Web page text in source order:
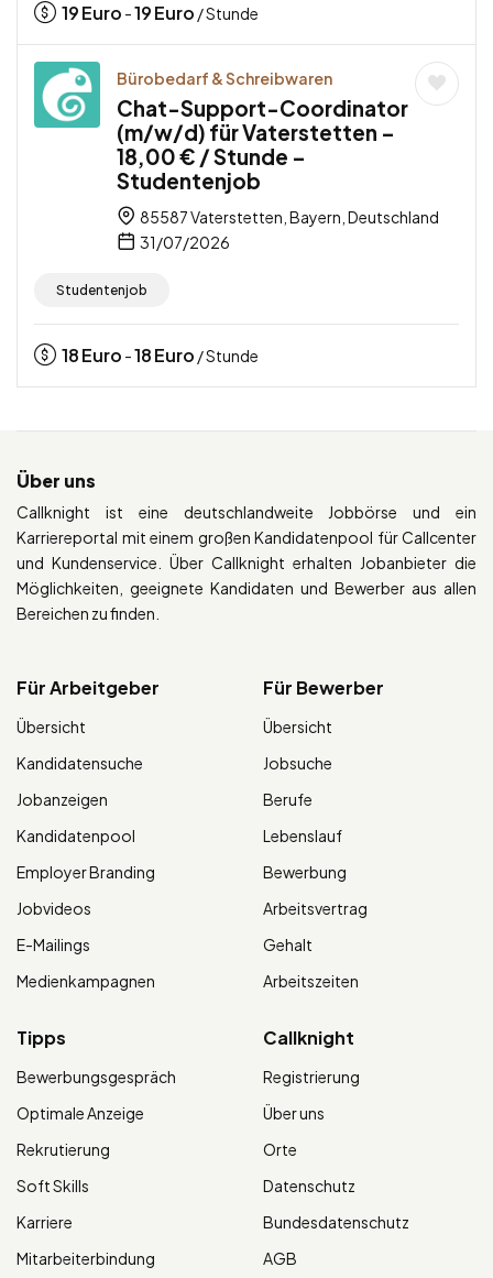
19Euro -19Euro / Stunde
Bürobedarf & Schreibwaren
Chat-Support-Coordinator
(m/w/d) für Vaterstetten –
18,00 € / Stunde –
Studentenjob
85587 Vaterstetten, Bayern, Deutschland
31/07/2026
Studentenjob
18Euro -18Euro / Stunde
Über uns
Callknight ist eine deutschlandweite Jobbörse und ein
Karriereportal mit einem großen Kandidatenpool für Callcenter
und Kundenservice. Über Callknight erhalten Jobanbieter die
Möglichkeiten, geeignete Kandidaten und Bewerber aus allen
Bereichen zu finden.
Für Arbeitgeber
Übersicht
Kandidatensuche
Jobanzeigen
Kandidatenpool
Employer Branding
Jobvideos
E-Mailings
Medienkampagnen
Für Bewerber
Übersicht
Jobsuche
Berufe
Lebenslauf
Bewerbung
Arbeitsvertrag
Gehalt
Arbeitszeiten
Tipps
Bewerbungsgespräch
Optimale Anzeige
Rekrutierung
Soft Skills
Karriere
Mitarbeiterbindung
Callknight
Registrierung
Über uns
Orte
Datenschutz
Bundesdatenschutz
AGB